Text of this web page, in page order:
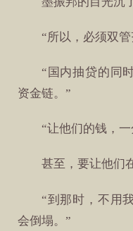
“所以，必须双
“国内抽贷的同
资金链。”
“让他们的钱，一
甚至，要让他们
“到那时，不用
会倒塌。”